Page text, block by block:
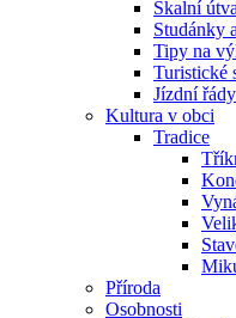
Skalní
Studánky
Tipy na
Turistické
Jízdní řády
Kultura v obci
Tradice
Příroda
Osobnosti